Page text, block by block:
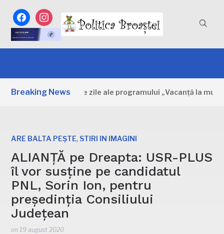
facebookinstagram
Breaking News
Primele zile ale programului „Vacanță la muzeu”
ARE BALTA PEȘTE, STIRI IN IMAGINI
ALIANȚĂ pe Dreapta: USR-PLUS
îl vor susține pe candidatul
PNL, Sorin Ion, pentru
președinția Consiliului
Județean
on 19 august 2020